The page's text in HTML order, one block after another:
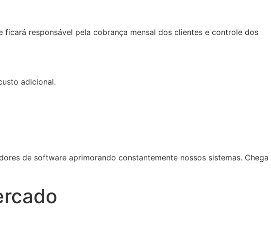
responsável pela cobrança mensal dos clientes e controle dos
adicional.
de software aprimorando constantemente nossos sistemas. Chega